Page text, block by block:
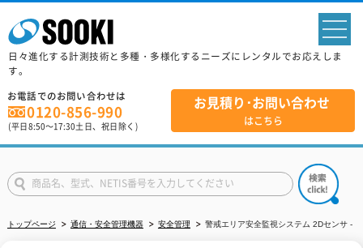
日々進化する計測技術と多種・多様化するニーズにレンタルでお応えしま
す。
お電話でのお問い合わせは
0120-856-990
(平日8:50～17:30土日、祝日除く)
お見積り･お問い合わせ
はこちら
トップページ 通信・安全管理機器 安全管理 警戒エリア安全監視システム 2Dセンサ -